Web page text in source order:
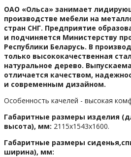
ОАО «Ольса» занимает
производстве мебели на
стран СНГ. Предприятие
и подчиняется Министерству
Республики Беларусь. В
только высококачественная
натуральное дерево.
отличается качеством,
и современным дизайном.
Особенность качелей - высокая
Габаритные размеры изделия
высота), мм: 2115х1543х1600.
Габаритные размеры
ширина), мм: